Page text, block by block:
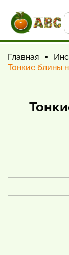
Главная
Тонкие блины